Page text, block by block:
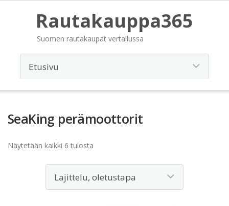
Rautakauppa365
Suomen rautakaupat vertailussa
SeaKing perämoottorit
Näytetään kaikki 6 tulosta